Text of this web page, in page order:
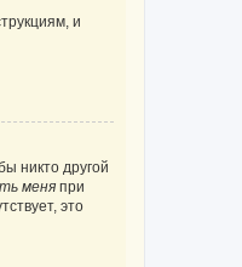
и
никто другой
меня при
это